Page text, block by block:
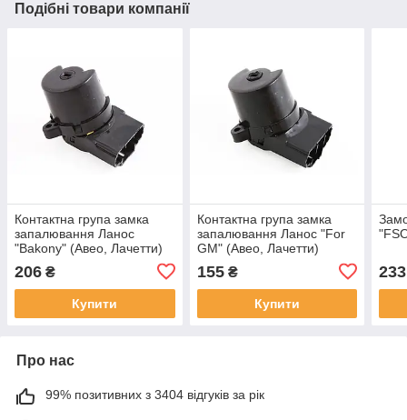
Подібні товари компанії
Контактна група замка
запалювання Ланос
"Bakony" (Авео, Лачетти)
206 ₴
Купити
Контактна група замка
запалювання Ланос "For
GM" (Авео, Лачетти)
155₴
Купити
233
Про нас
99% позитивних з 3404 відгуків за рік